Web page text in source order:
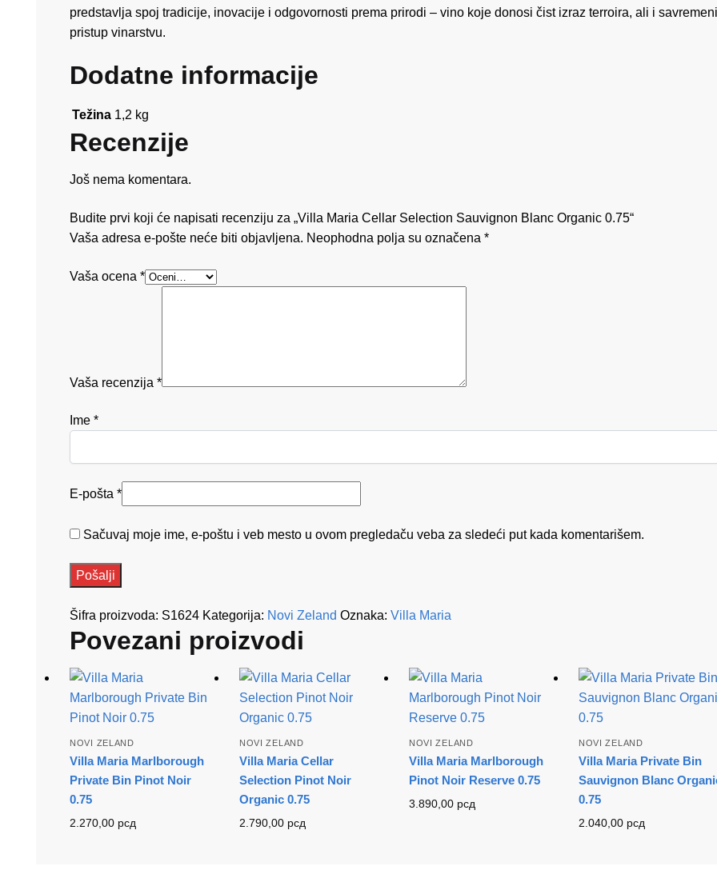
predstavlja spoj tradicije, inovacije i odgovornosti prema prirodi – vino koje donosi čist izraz terroira, ali i savremeni
pristup vinarstvu.
Dodatne informacije
Težina 1,2 kg
Recenzije
Još nema komentara.
Budite prvi koji će napisati recenziju za „Villa Maria Cellar Selection Sauvignon Blanc Organic 0.75“
Vaša adresa e-pošte neće biti objavljena. Neophodna polja su označena *
Vaša ocena *
Vaša recenzija *
Ime *
E-pošta *
Sačuvaj moje ime, e-poštu i veb mesto u ovom pregledaču veba za sledeći put kada komentarišem.
Šifra proizvoda: S1624 Kategorija: Novi Zeland Oznaka: Villa Maria
Povezani proizvodi
NOVI ZELAND
Villa Maria Marlborough
Private Bin Pinot Noir
0.75
2.270,00 рсд
NOVI ZELAND
Villa Maria Cellar
Selection Pinot Noir
Organic 0.75
2.790,00 рсд
NOVI ZELAND
Villa Maria Marlborough
Pinot Noir Reserve 0.75
3.890,00 рсд
NOVI ZELAND
Villa Maria Private Bin
Sauvignon Blanc
0.75
2.040,00 рсд